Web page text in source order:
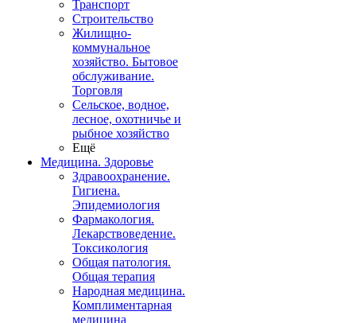
Транспорт
Строительство
Жилищно-
коммунальное
хозяйство. Бытовое
обслуживание.
Торговля
Сельское, водное,
лесное, охотничье и
рыбное хозяйство
Ещё
Медицина. Здоровье
Здравоохранение.
Гигиена.
Эпидемиология
Фармакология.
Лекарствоведение.
Токсикология
Общая патология.
Общая терапия
Народная медицина.
Комплиментарная
медицина